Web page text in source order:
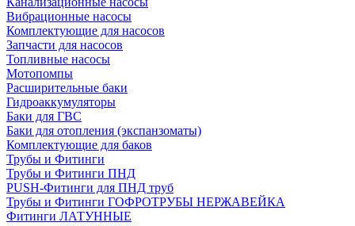
Вибрационные насосы
Комплектующие для насосов
Запчасти для насосов
Топливные насосы
Мотопомпы
Расширительные баки
Гидроаккумуляторы
Баки для ГВС
Баки для отопления (экспанзоматы)
Комплектующие для баков
Трубы и Фитинги
Трубы и Фитинги ПНД
PUSH-Фитинги для ПНД труб
Трубы и Фитинги ГОФРОТРУБЫ НЕРЖАВЕЙКА
Фитинги ЛАТУННЫЕ